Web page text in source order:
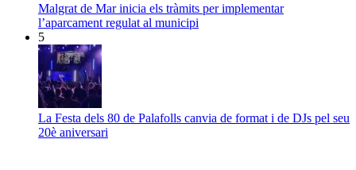
Malgrat de Mar inicia els tràmits per implementar
l’aparcament regulat al municipi
5
La Festa dels 80 de Palafolls canvia de format i de DJs pel seu
20è aniversari